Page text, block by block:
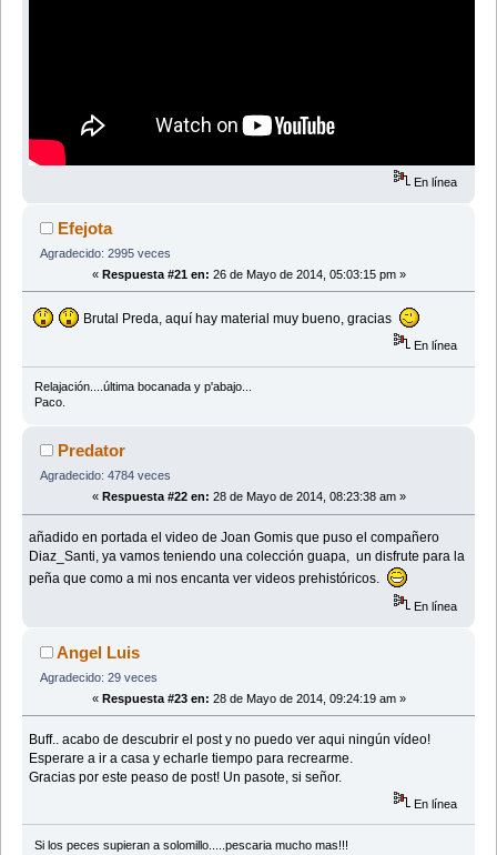
En línea
Efejota
Agradecido: 2995 veces
« Respuesta #21 en: 26 de Mayo de 2014, 05:03:15 pm »
Brutal Preda, aquí hay material muy bueno, gracias
En línea
Relajación....última bocanada y p'abajo...
Paco.
Predator
Agradecido: 4784 veces
« Respuesta #22 en: 28 de Mayo de 2014, 08:23:38 am »
añadido en portada el video de Joan Gomis que puso el compañero
Diaz_Santi, ya vamos teniendo una colección guapa, un disfrute para la
peña que como a mi nos encanta ver videos prehistóricos.
En línea
Angel Luis
Agradecido: 29 veces
« Respuesta #23 en: 28 de Mayo de 2014, 09:24:19 am »
Buff.. acabo de descubrir el post y no puedo ver aqui ningún vídeo!
Esperare a ir a casa y echarle tiempo para recrearme.
Gracias por este peaso de post! Un pasote, si señor.
En línea
Si los peces supieran a solomillo.....pescaria mucho mas!!!